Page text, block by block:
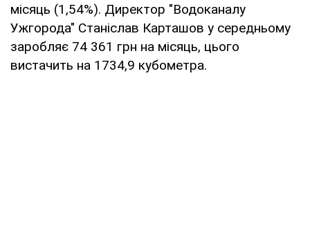
місяць (1,54%). Директор "Водоканалу
Ужгорода" Станіслав Карташов у середньому
заробляє 74 361 грн на місяць, цього
вистачить на 1734,9 кубометра.